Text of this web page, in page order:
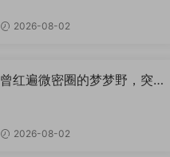
2026-08-02
曾红遍微密圈的梦梦野，突然
2026-08-02